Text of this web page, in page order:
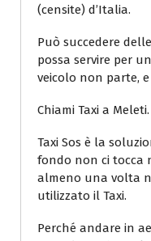
(censite) d’Italia.
Può succedere
possa servire per
veicolo non parte, e
Chiami Taxi a Meleti.
Taxi Sos è la
fondo non ci tocca
almeno una volta
utilizzato il Taxi.
Perché andare in